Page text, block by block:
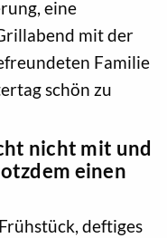
eine
mit der
Familie
schön zu
nicht mit und
einen
deftiges